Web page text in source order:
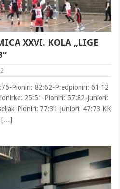
XXVI. KOLA „LIGE
Pioniri: 82:62-Predpioniri: 61:12
25:51-Pioniri: 57:82-Juniori:
Pioniri: 77:31-Juniori: 47:73 KK
[…]